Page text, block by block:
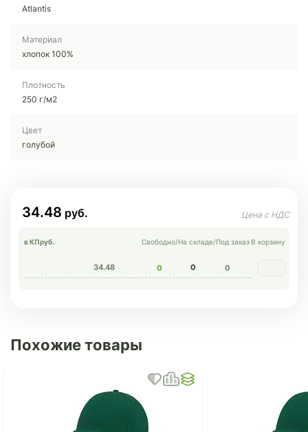
Atlantis
Материал
хлопок 100%
Плотность
250 г/м2
Цвет
голубой
34.48
в КПруб. Свободно/На складе/Под заказ В корзину
34.48 0 0 0
Похожие товары